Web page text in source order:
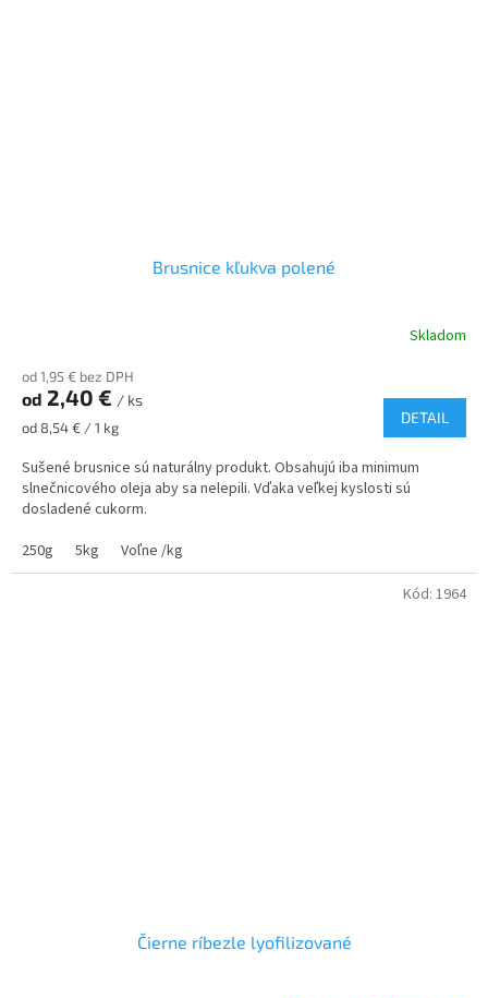
Brusnice kľukva polené
Skladom
od 1,95 € bez DPH
od 2,40 € / ks
Jednotková
od 8,54 € / 1 kg
DETAIL
Sušené brusnice sú naturálny produkt. Obsahujú iba minimum
slnečnicového oleja aby sa nelepili. Vďaka veľkej kyslosti sú
dosladené cukorm.
250g
5kg Voľne /kg
Čierne ríbezle lyofilizované
Kód: 1964